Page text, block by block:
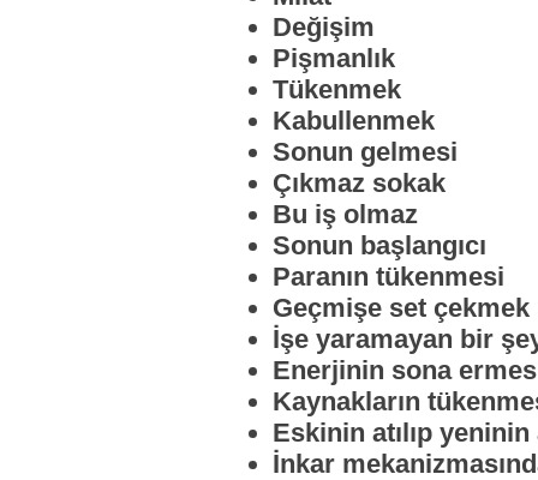
Değişim
Pişmanlık
Tükenmek
Kabullenmek
Sonun gelmesi
Çıkmaz sokak
Bu iş olmaz
Sonun başlangıcı
Paranın tükenmesi
Geçmişe set çekmek
İşe yaramayan bir
Enerjinin sona
Kaynakların
Eskinin atılıp yeninin
İnkar